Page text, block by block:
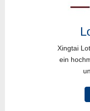
Xingtai
ein